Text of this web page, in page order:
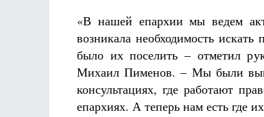
«В нашей епархии мы ведем
возникала необходимость
было их поселить – отметил
Михаил Пименов. – Мы были
консультациях, где работают
епархиях. А теперь нам есть где